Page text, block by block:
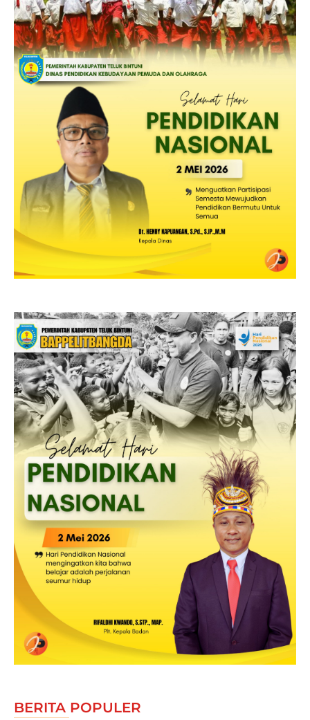
BERITA POPULER